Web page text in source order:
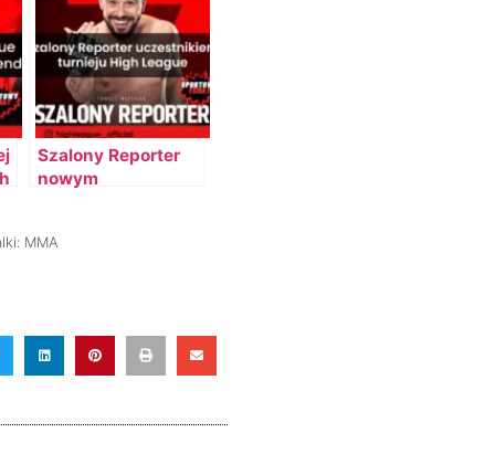
Szalony Reporter
nowym
League
MMA